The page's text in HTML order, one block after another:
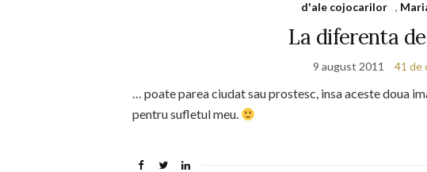
d'ale cojocarilor ,
La diferenta
9 august 2011 41 de
… poate parea ciudat sau prostesc, insa aceste doua
pentru sufletul meu.